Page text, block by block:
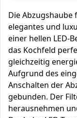
Die Abzugshaube
elegantes und
einer hellen LED-
das Kochfeld
gleichzeitig
Aufgrund des
Anschalten der
gebunden. Der
herausnehmen